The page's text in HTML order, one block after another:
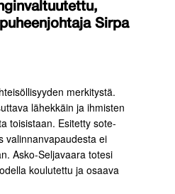
Sirpa
merkitystä.
lähekkäin ja ihmisten
toisistaan. Esitetty sote-
valinnanvapaudesta ei
Asko-Seljavaara totesi
koulutettu ja osaava